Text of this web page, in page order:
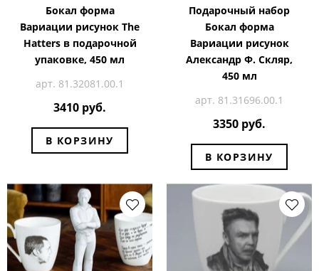
Бокал форма
Вариации рисунок The
Hatters в подарочной
упаковке, 450 мл
арт. 81.32081.00.1
3410 руб.
В КОРЗИНУ
Подарочный набор
Бокал форма
Вариации рисунок
Александр Ф. Скляр,
450 мл
арт. 81.31696.00.1
3350 руб.
В КОРЗИНУ